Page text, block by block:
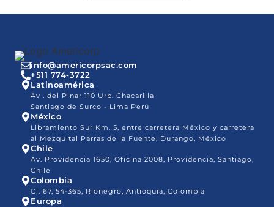
info@americorpsac.com
+511 774-3722
Latinoamérica
Av . del Pinar 110 Urb. Chacarilla
Santiago de Surco - Lima Perú
México
Libramiento Sur Km. 5, entre carretera México y carretera
al Mezquital Parras de la Fuente, Durango, México
Chile
Av. Providencia 1650, Oficina 2008, Providencia, Santiago,
Chile
Colombia
Cl. 67, 54-365, Rionegro, Antioquia, Colombia
Europa